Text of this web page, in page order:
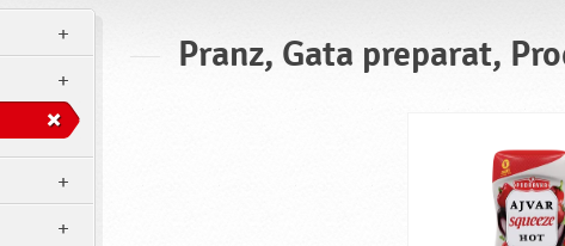
Pranz, Gata preparat,